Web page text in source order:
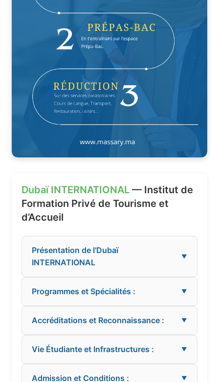
Dubaï INTERNATIONAL — Institut de
Formation Privé de Tourisme et
d’Accueil
Présentation de l'Dubaï
INTERNATIONAL
▼
Programmes et Spécialités : ▼
Accréditations et Reconnaissance : ▼
Vie Étudiante et Infrastructures : ▼
Admission et Conditions : ▼